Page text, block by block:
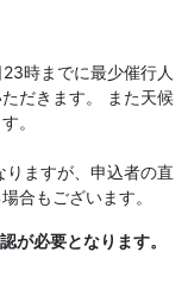
時までに最少催行人
だきます。 また天候
。
ますが、申込者の直
合もございます。
が必要となります。